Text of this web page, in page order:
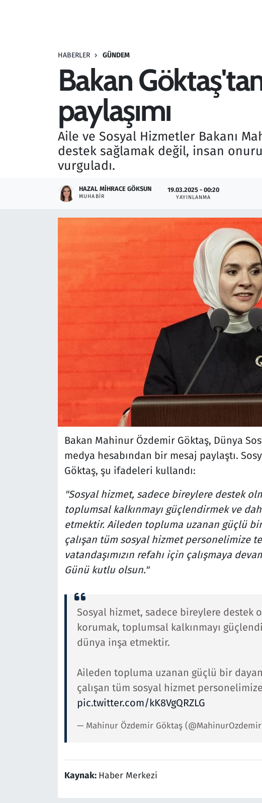
HABERLER GÜNDEM
Bakan
paylaşımı
Aile ve Sosyal Hizmetler Bakanı
destek sağlamak değil, insan
vurguladı.
HAZAL MIHRACE GÖKSUN
MUHABIR
19.03.2025 - 00:20
YAYINLANMA
Bakan Mahinur Özdemir Göktaş, Dünya
medya hesabından bir mesaj paylaştı.
Göktaş, şu ifadeleri kullandı:
"Sosyal hizmet, sadece bireylere destek
toplumsal kalkınmayı güçlendirmek ve
etmektir. Aileden topluma uzanan güçlü
çalışan tüm sosyal hizmet personelimize
vatandaşımızın refahı için çalışmaya
Günü kutlu olsun."
Sosyal hizmet, sadece bireylere destek
korumak, toplumsal kalkınmayı
dünya inşa etmektir.
Aileden topluma uzanan güçlü bir
çalışan tüm sosyal hizmet
pic.twitter.com/kK8VgQRZLG
— Mahinur Özdemir Göktaş
Kaynak: Haber Merkezi
Seçim 2023
Televizyon